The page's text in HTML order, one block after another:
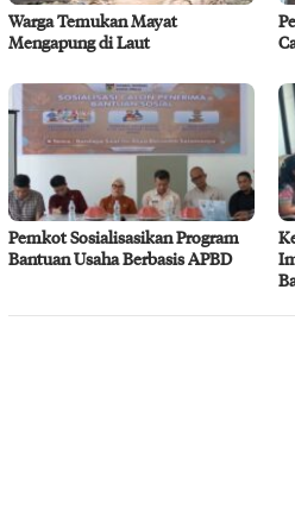
Warga Temukan Mayat
Mengapung di Laut
Pemkot Sosialisasikan Program
Bantuan Usaha Berbasis APBD